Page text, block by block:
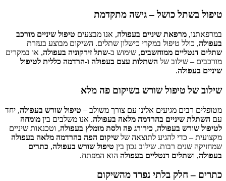
טיפול בשתל כושל – גישה מתקדמת
במרפאתנו, מרפאת שיניים בעפולה, אנו מבצעים טיפול שיניים מורכב
בעפולה, כולל טיפול במקרי כישלון שתלים. השיקום מבוצע בעזרת
שתלים דנטליים ממוחשבים, שימוש ב-שתל זירקוניה בעפולה, או במקרים
מורכבים – שילוב של השתלות עצם בעפולה ו-הרדמה כללית לטיפול
שיניים בעפולה.
שילוב של טיפול שורש בשיקום פה מלא
מטופלים רבים מגיעים אלינו עם צורך משולב – טיפול שורש בעפולה, יחד
עם השתלת שיניים בהרדמה מלאה בעפולה. אנו משלבים בין מומחה
לטיפול שורש בעפולה, כירורג פה ולסת מומלץ בעפולה, וטכנאות שיניים
מקצועית – כדי להגיע לתוצאה של שיקום הפה בהרדמה מלאה בעפולה
שמחזיקה שנים רבות. שילוב נכון בין טיפול שורש בעפולה, כתרים
בעפולה, ושתלים דנטליים בעפולה הוא המפתח.
כתרים – חלק בלתי נפרד מהשיקום